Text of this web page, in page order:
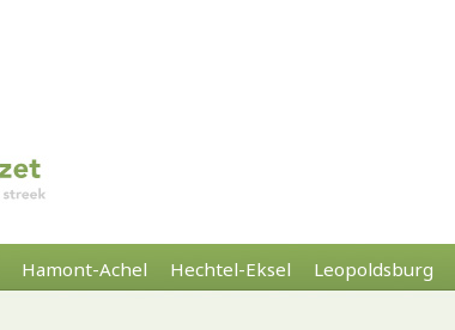
Hamont-Achel Hechtel-Eksel Leopoldsburg